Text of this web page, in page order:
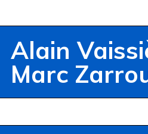
Alain
Marc